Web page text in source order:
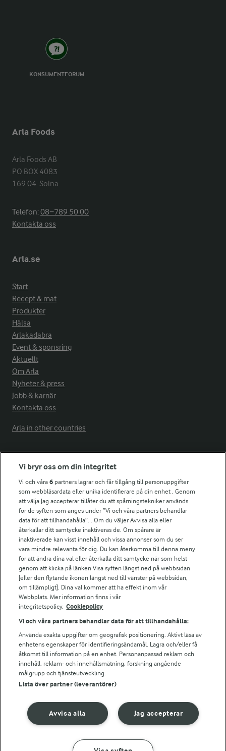
KONSUMENTFORUM
Arla Foods
Arla Foods AB
PO BOX 4083
169 04  Solna
Telefon:08−789 50 00
Kontakta oss
Arla.se
Start
Recept & mat
Produkter
Hälsa
Arlakadabra
Event & sponsring
Aktuellt
Om Arla
Nyheter & press
Jobb & karriär
Kontakta oss
Arla in other countries
Fler Arlasajter
För ägare
Arlas kundportal
Arla.com
Falbygdens Ost
Arla webbshop
Bildbank
Följ oss
© 2026 Arla Foods
Integritetspolicy
Vi bryr oss om din integritet
Vi och våra6 partners lagrar och får tillgång till personuppgifter
som webbläsardata eller unika identifierare på din enhet . Genom
att välja Jag accepterar tillåter du att spårningstekniker används
för de syften som anges under ”Vi och våra partners behandlar
data för att tillhandahålla”. . Om du väljer Avvisa alla eller
återkallar ditt samtycke inaktiveras de. Om spårare är
inaktiverade kan visst innehåll och vissa annonser som du ser
vara mindre relevanta för dig. Du kan återkomma till denna meny
för att ändra dina val eller återkalla ditt samtycke när som helst
genom att klicka på länken Visa syften längst ned på webbsidan
[eller den flytande ikonen längst ned till vänster på webbsidan,
om tillämpligt]. Dina val kommer att ha effekt inom vår
Webbplats. Mer information finns i vår
integritetspolicy. Cookiepolicy
Vi och våra partners behandlar data för att tillhandahålla:
Använda exakta uppgifter om geografisk positionering. Aktivt läsa av
enhetens egenskaper för identifieringsändamål. Lagra och/eller få
åtkomst till information på en enhet. Personanpassad reklam och
innehåll, reklam- och innehållsmätning, forskning angående
målgrupp och tjänsteutveckling.
Lista över partner (leverantörer)
Jag accepterar
Avvisa alla